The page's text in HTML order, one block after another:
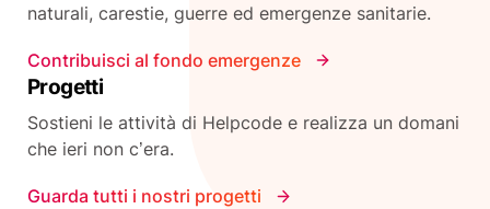
naturali, carestie, guerre ed emergenze sanitarie.
Contribuisci al fondo emergenze
Progetti
Sostieni le attività di Helpcode e realizza un domani
che ieri non c’era.
Guarda tutti i nostri progetti